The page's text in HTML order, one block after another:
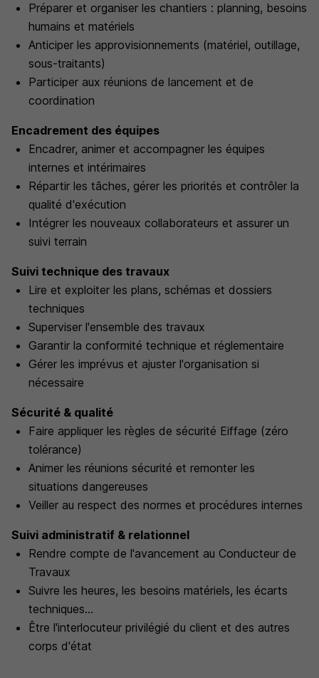
Préparer et organiser les chantiers : planning, besoins
humains et matériels
Anticiper les approvisionnements (matériel, outillage,
sous-traitants)
Participer aux réunions de lancement et de
coordination
Encadrement des équipes
Encadrer, animer et accompagner les équipes
internes et intérimaires
Répartir les tâches, gérer les priorités et contrôler la
qualité d'exécution
Intégrer les nouveaux collaborateurs et assurer un
suivi terrain
Suivi technique des travaux
Lire et exploiter les plans, schémas et dossiers
techniques
Superviser l'ensemble des travaux
Garantir la conformité technique et réglementaire
Gérer les imprévus et ajuster l'organisation si
nécessaire
Sécurité & qualité
Faire appliquer les règles de sécurité Eiffage (zéro
tolérance)
Animer les réunions sécurité et remonter les
situations dangereuses
Veiller au respect des normes et procédures internes
Suivi administratif & relationnel
Rendre compte de l'avancement au Conducteur de
Travaux
Suivre les heures, les besoins matériels, les écarts
techniques...
Être l'interlocuteur privilégié du client et des autres
corps d'état